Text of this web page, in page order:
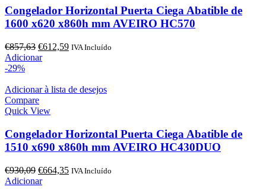
Congelador Horizontal Puerta Ciega Abatible de
1600 x620 x860h mm AVEIRO HC570
€857,63 O
preço
€857,63.
€612,59O
€612,59.
IVA Incluído
Adicionar
-29%
Adicionar à lista de desejos
Compare
Quick View
Congelador Horizontal Puerta Ciega Abatible de
1510 x690 x860h mm AVEIRO HC430DUO
€930,09 O
preço
€664,35OIVA Incluído
Adicionar